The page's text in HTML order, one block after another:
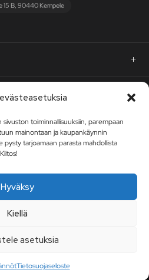
toiminnallisuuksiin, parempaan
mainontaan ja kaupankäynnin
tarjoamaan parasta mahdollista
Hyväksy
Kiellä
asetuksia
Tietosuojaseloste
15 B, 90440 Kempele
-10 % alennuskoodi ja pysy ajan
UUTISKIRJE